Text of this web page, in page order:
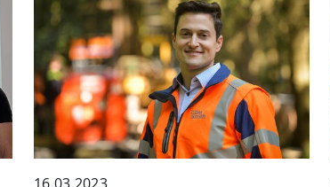
16.03.2023